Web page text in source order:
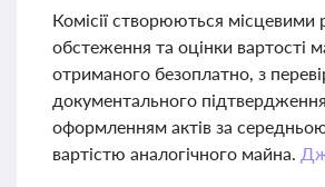
Комісії створюються місцевими
обстеження та оцінки вартості
отриманого безоплатно, з
документального
оформленням актів за
вартістю аналогічного майна.